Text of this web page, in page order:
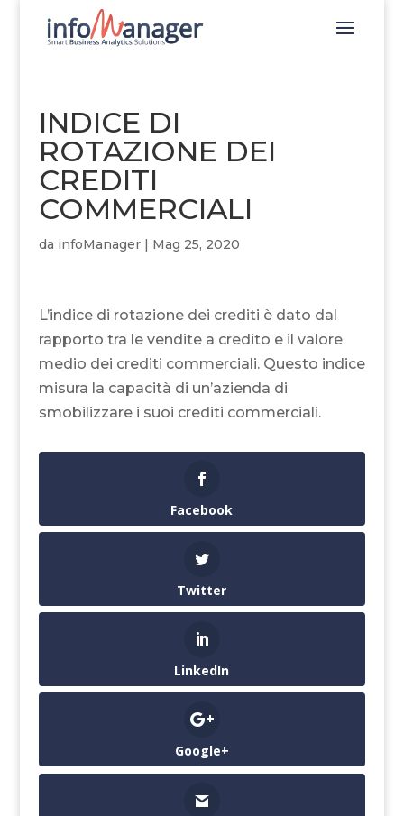
INDICE DI
ROTAZIONE DEI
CREDITI
COMMERCIALI
da infoManager| Mag 25, 2020
L’indice di rotazione dei crediti è dato dal
rapporto tra le vendite a credito e il valore
medio dei crediti commerciali. Questo indice
misura la capacità di un’azienda di
smobilizzare i suoi crediti commerciali.
Facebook
Twitter
LinkedIn
Google+